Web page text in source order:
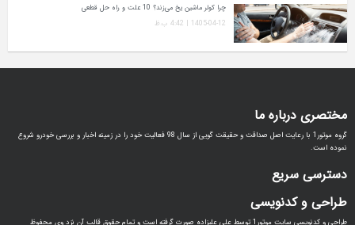
چرا کولر ماشین یخ می‌زند؟ 10 علت و راه‌ حل قطعی
1405-04-12 | 4:42 ب.ظ
مختصری درباره ما
گروه موتور1 با رعایت اصل صداقت و حقیقت گویی از سال 98 فعالیت خود را در زمینه اخبار و بررسی خودرو شروع
نموده است.
دسترسی سریع
طراحی و کدنویسی
طراحی و کدنویسی سایت موتور1 توسط علی علیزاده صورت گرفته است و تمام حقوق قالب آن نزد وی محفوظ